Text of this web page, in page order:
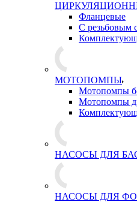
Фланцевые
С резьбовым
МОТОПОМПЫ
Мотопомпы
Мотопомпы
НАСОСЫ ДЛЯ
НАСОСЫ ДЛЯ